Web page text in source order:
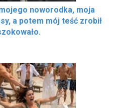
noworodka, moja
a potem mój teść zrobił